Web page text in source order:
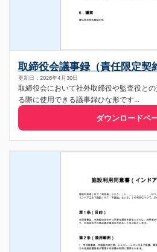
取締役会議事録（責任限定契
更新日：2026年4月30日
取締役会において社外取締役や監査役と
る際に使用できる議事録ひな形です...
ダウンロードペ